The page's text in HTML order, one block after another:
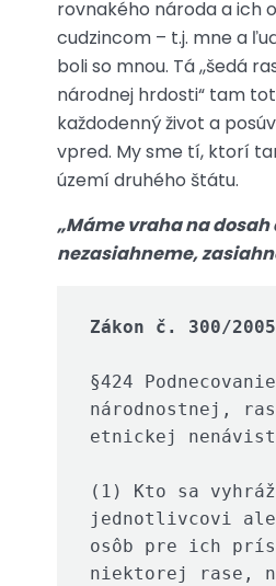
rovnakého národa a ich
cudzincom – t.j. mne a
boli so mnou. Tá ,,šedá
národnej hrdosti“ tam
každodenný život a
vpred. My sme tí, ktorí
území druhého štátu.
„Máme vraha na dosah
nezasiahneme,
Zákon č. 300/2005
§424
národnostnej,
etnickej
(1) Kto sa
jednotlivcovi
osôb pre ich
niektorej rase,